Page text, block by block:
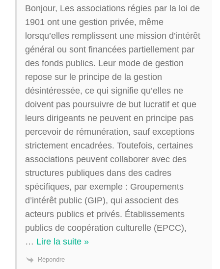
Bonjour, Les associations régies par la loi de
1901 ont une gestion privée, même
lorsqu’elles remplissent une mission d’intérêt
général ou sont financées partiellement par
des fonds publics. Leur mode de gestion
repose sur le principe de la gestion
désintéressée, ce qui signifie qu’elles ne
doivent pas poursuivre de but lucratif et que
leurs dirigeants ne peuvent en principe pas
percevoir de rémunération, sauf exceptions
strictement encadrées. Toutefois, certaines
associations peuvent collaborer avec des
structures publiques dans des cadres
spécifiques, par exemple : Groupements
d’intérêt public (GIP), qui associent des
acteurs publics et privés. Établissements
publics de coopération culturelle (EPCC),
… Lire la suite »
Répondre